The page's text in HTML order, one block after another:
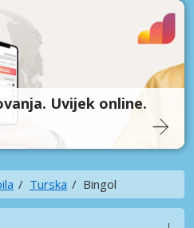
Uvijek online.
Turska Bingol